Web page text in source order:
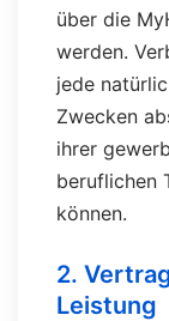
über die
werden.
jede
Zwecken
ihrer
beruflichen
können.
2.
Leistung